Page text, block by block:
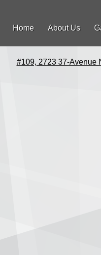
Home About Us
#109, 2723 37-Avenue